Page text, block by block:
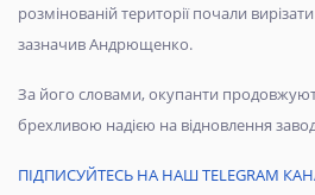
розмінованій території почали
зазначив Андрющенко.
За його словами, окупанти
брехливою надією на відновлення
ПІДПИСУЙТЕСЬ НА НАШ TELEGRAM